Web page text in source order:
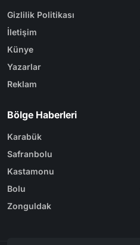
Gizlilik Politikası
İletişim
Künye
Yazarlar
Reklam
Bölge Haberleri
Karabük
Safranbolu
Kastamonu
Bolu
Zonguldak